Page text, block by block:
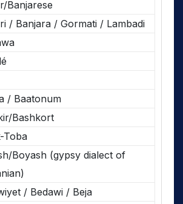
Banjarese
/ Banjara / Gormati / Lambadi
/ Baatonum
Bashkort
Toba
Boyash (gypsy dialect of
/ Bedawi / Beja